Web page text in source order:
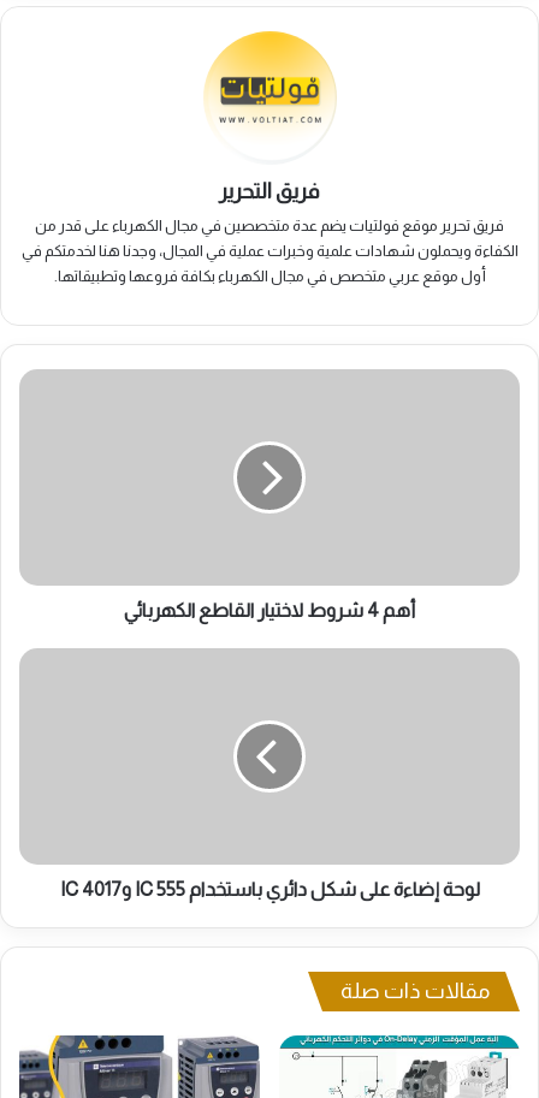
فريق التحرير
فريق تحرير موقع فولتيات يضم عدة متخصصين في مجال الكهرباء على قدر من
الكفاءة ويحملون شهادات علمية وخبرات عملية في المجال، وجدنا هنا لخدمتكم في
أول موقع عربي متخصص في مجال الكهرباء بكافة فروعها وتطبيقاتها.
أهم
أهم 4 شروط لاختيار القاطع الكهربائي
لوحة
وIC
لوحة إضاءة على شكل دائري باستخدام IC 555 وIC 4017
مقالات ذات صلة